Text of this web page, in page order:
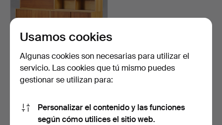
BØRGE MOGENSEN.
Estanterías / Armarios "Ör…
233 USD
Usamos cookies
Algunas cookies son necesarias para utilizar el
servicio. Las cookies que tú mismo puedes
gestionar se utilizan para:
Personalizar el contenido y las funciones
según cómo utilices el sitio web.